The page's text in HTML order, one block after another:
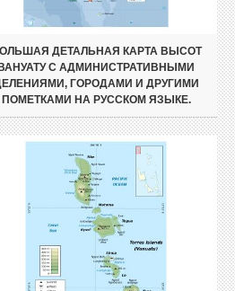
ДЕТАЛЬНАЯ КАРТА ВЫСОТ
ВАНУАТУ С АДМИНИСТРАТИВНЫМИ
ГОРОДАМИ И ДРУГИМИ
ПОМЕТКАМИ НА РУССКОМ ЯЗЫКЕ.